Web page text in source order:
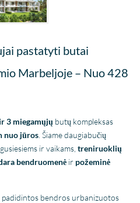
pastatyti butai
Marbeljoje – Nuo 428
3 miegamųjų butų kompleksas
nuo jūros . Šiame daugiabučių
ir vaikams,treniruoklių
bendruomenė ir požeminė
padidintos bendros urbanizuotos